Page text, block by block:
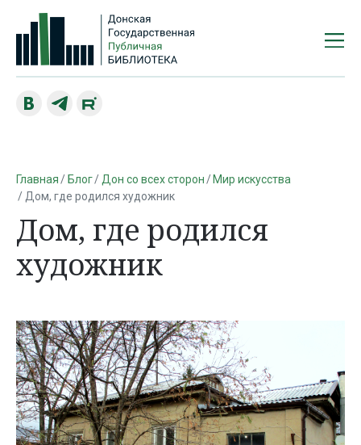
Главная Блог Дон со всех сторон
Мир искусства
Дом, где родился художник
Дом, где родился
художник